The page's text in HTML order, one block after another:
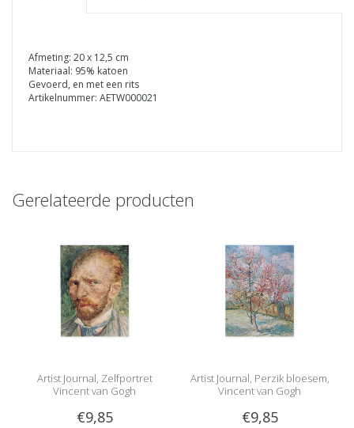
Afmeting: 20 x 12,5 cm
Materiaal: 95% katoen
Gevoerd, en met een rits
Artikelnummer: AETW000021
Gerelateerde producten
Artist Journal, Zelfportret
Vincent van Gogh
€9,85
Artist Journal, Perzik bloesem,
Vincent van Gogh
€9,85